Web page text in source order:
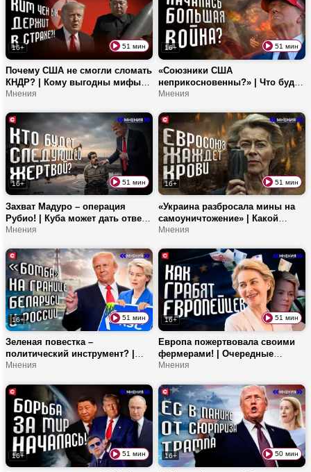
16+ 51 мин
Почему США не смогли сломать
КНДР? | Кому выгодны мифы о
Северной Корее? | Сможет ли
сил?
Мнения
16+ 51 мин
«Союзники США
неприкосновенны?» | Что будет
с Ираном после смерти
исламский мир?
Мнения
16+ 51 мин
Захват Мадуро – операция
Рубио! | Куба может дать ответ
США? | Какие страны станут
Мнения
16+ 51 мин
«Украина разбросала мины на
самоуничтожение» | Какой
стиль у западного врага? | ЕС
мигрантов?
Мнения
16+ 51 мин
Зеленая повестка –
политический инструмент? |
США будут строить АЭС в
электричество в Литве? |
Европа движется к атому?
Мнения
16+ 51 мин
Европа пожертвовала своими
фермерами! | Очередные
коррупционные схемы Урсулы |
ЕС?
Мнения
16+ 51 мин 16+ 50 мин